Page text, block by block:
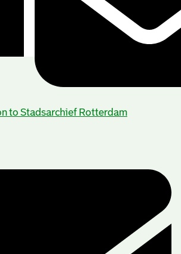
to Stadsarchief Rotterdam